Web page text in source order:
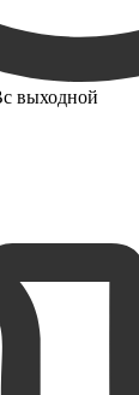
выходной